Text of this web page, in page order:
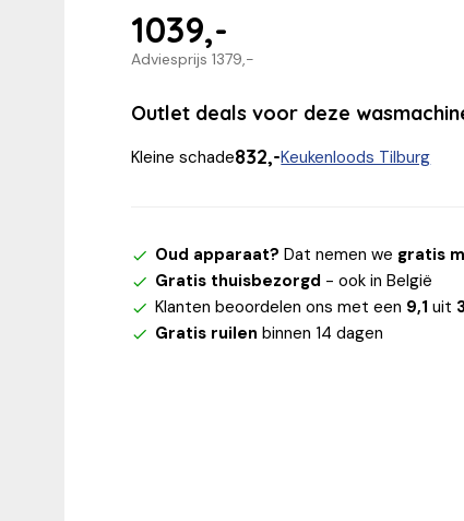
Adviesprijs1379,-
1039,-
Outlet deals voor deze
Kleine schade832,-Keukenloods Tilburg
Oud apparaat? Dat nemen we gratis
Gratis thuisbezorgd - ook in België
Klanten beoordelen ons met een 9,1 uit
Gratis ruilen binnen 14 dagen